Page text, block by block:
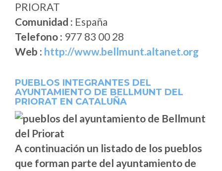
PRIORAT
Comunidad : España
Telefono : 977 83 00 28
Web : http://www.bellmunt.altanet.org
PUEBLOS INTEGRANTES DEL
AYUNTAMIENTO DE BELLMUNT DEL
PRIORAT EN CATALUÑA
A continuación un listado de los pueblos
que forman parte del ayuntamiento de